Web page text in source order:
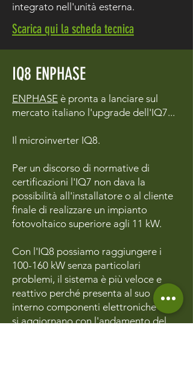
integrato nell'unità esterna.
Scarica qui la scheda tecnica
IQ8 ENPHASE
ENPHASE è pronta a lanciare sul
mercato italiano l'upgrade dell'IQ7...
Il microinverter IQ8.
Per un discorso di normative di
certificazioni l'IQ7 non dava la
possibilità all'installatore o al cliente
finale di realizzare un impianto
fotovoltaico superiore agli 11 kW.
Con l'IQ8 possiamo raggiungere i
100-160 kW senza particolari
problemi, il sistema è più veloce e
reattivo perché presenta al suo
interno componenti elettroniche che
si aggiornano con l'andamento del